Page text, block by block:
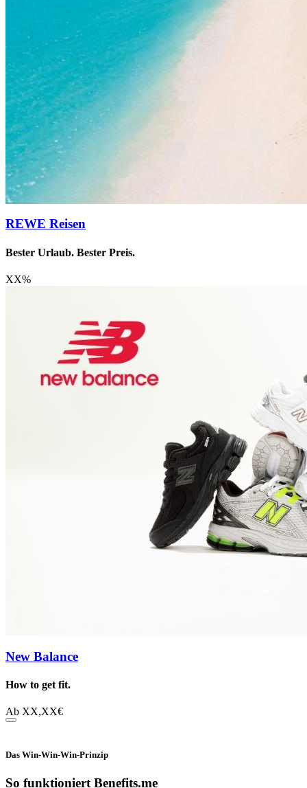
REWE Reisen
Bester Urlaub. Bester Preis.
XX%
New Balance
How to get fit.
Ab XX,XX€
Das Win-Win-Win-Prinzip
So funktioniert Benefits.me